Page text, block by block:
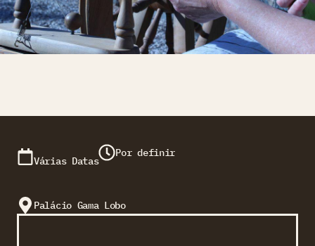
Várias Datas
Por definir
Palácio Gama Lobo